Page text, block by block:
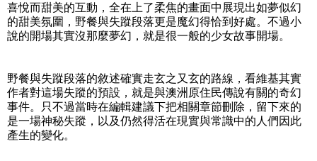
喜悅而甜美的互動，全在上了柔焦的畫面中展現出如夢似幻
的甜美氛圍，野餐與失蹤段落更是魔幻得恰到好處。不過小
說的開場其實沒那麼夢幻，就是很一般的少女故事開場。
野餐與失蹤段落的敘述確實走玄之又玄的路線，看維基其實
作者對這場失蹤的預設，就是與澳洲原住民傳說有關的奇幻
事件。只不過當時在編輯建議下把相關章節刪除，留下來的
是一場神秘失蹤，以及仍然得活在現實與常識中的人們因此
產生的變化。